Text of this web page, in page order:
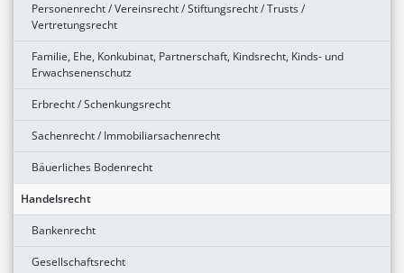
Personenrecht / Vereinsrecht / Stiftungsrecht / Trusts /
Vertretungsrecht
Familie, Ehe, Konkubinat, Partnerschaft, Kindsrecht, Kinds- und
Erwachsenenschutz
Erbrecht / Schenkungsrecht
Sachenrecht / Immobiliarsachenrecht
Bäuerliches Bodenrecht
Handelsrecht
Bankenrecht
Gesellschaftsrecht